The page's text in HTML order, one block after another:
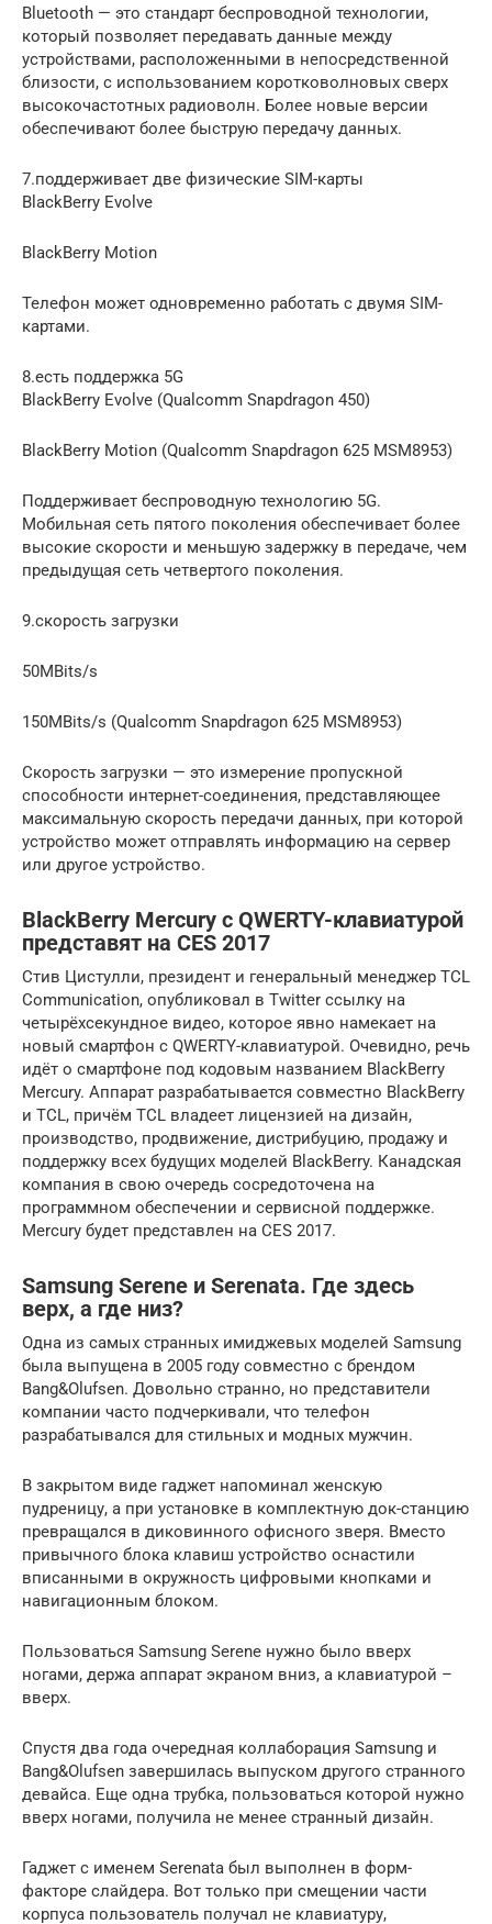
Bluetooth — это стандарт беспроводной технологии,
который позволяет передавать данные между
устройствами, расположенными в непосредственной
близости, с использованием коротковолновых сверх
высокочастотных радиоволн. Более новые версии
обеспечивают более быструю передачу данных.
7.поддерживает две физические SIM-карты
BlackBerry Evolve
BlackBerry Motion
Телефон может одновременно работать с двумя SIM-
картами.
8.есть поддержка 5G
BlackBerry Evolve (Qualcomm Snapdragon 450)
BlackBerry Motion (Qualcomm Snapdragon 625 MSM8953)
Поддерживает беспроводную технологию 5G.
Мобильная сеть пятого поколения обеспечивает более
высокие скорости и меньшую задержку в передаче, чем
предыдущая сеть четвертого поколения.
9.скорость загрузки
50MBits/s
150MBits/s (Qualcomm Snapdragon 625 MSM8953)
Скорость загрузки — это измерение пропускной
способности интернет-соединения, представляющее
максимальную скорость передачи данных, при которой
устройство может отправлять информацию на сервер
или другое устройство.
BlackBerry Mercury с QWERTY-клавиатурой
представят на CES 2017
Стив Цистулли, президент и генеральный менеджер TCL
Communication, опубликовал в Twitter ссылку на
четырёхсекундное видео, которое явно намекает на
новый смартфон с QWERTY-клавиатурой. Очевидно, речь
идёт о смартфоне под кодовым названием BlackBerry
Mercury. Аппарат разрабатывается совместно BlackBerry
и TCL, причём TCL владеет лицензией на дизайн,
производство, продвижение, дистрибуцию, продажу и
поддержку всех будущих моделей BlackBerry. Канадская
компания в свою очередь сосредоточена на
программном обеспечении и сервисной поддержке.
Mercury будет представлен на CES 2017.
Samsung Serene и Serenata. Где здесь
верх, а где низ?
Одна из самых странных имиджевых моделей Samsung
была выпущена в 2005 году совместно с брендом
Bang&Olufsen. Довольно странно, но представители
компании часто подчеркивали, что телефон
разрабатывался для стильных и модных мужчин.
В закрытом виде гаджет напоминал женскую
пудреницу, а при установке в комплектную док-станцию
превращался в диковинного офисного зверя. Вместо
привычного блока клавиш устройство оснастили
вписанными в окружность цифровыми кнопками и
навигационным блоком.
Пользоваться Samsung Serene нужно было вверх
ногами, держа аппарат экраном вниз, а клавиатурой –
вверх.
Спустя два года очередная коллаборация Samsung и
Bang&Olufsen завершилась выпуском другого странного
девайса. Еще одна трубка, пользоваться которой нужно
вверх ногами, получила не менее странный дизайн.
Гаджет с именем Serenata был выполнен в форм-
факторе слайдера. Вот только при смещении части
корпуса пользователь получал не клавиатуру,